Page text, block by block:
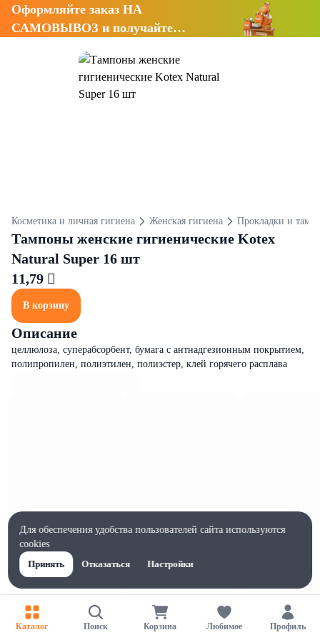
Оформляйте заказ НА
САМОВЫВОЗ и получайте
Косметика и личная гигиена Женская гигиена Прокладки и
Тампоны женские гигиенические Kotex
Natural Super 16 шт
11,79 
В корзину
Описание
целлюлоза, суперабсорбент, бумага с антнадгезионным покрытием,
полипропилен, полиэтилен, полиэстер, клей горячего расплава
Характеристики
Ширина, мм
Каталог Поиск Корзина Любимое Профиль
Для обеспечения удобства пользователей сайта используются
cookies
Принять
Отказаться Настройки